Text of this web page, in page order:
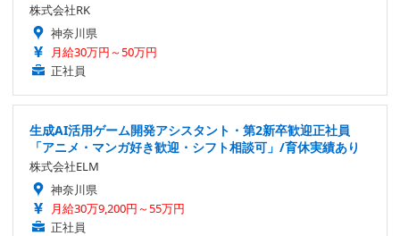
株式会社RK
神奈川県
月給30万円～50万円
正社員
生成AI活用ゲーム開発アシスタント・第2新卒歓迎正社員
「アニメ・マンガ好き歓迎・シフト相談可」/育休実績あり
株式会社ELM
神奈川県
月給30万9,200円～55万円
正社員